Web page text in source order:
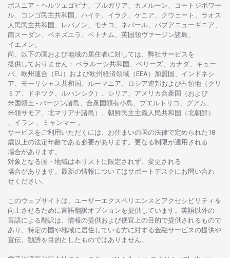
ボスニア ・ ヘルツェゴビナ、ブルガリア、カメルーン、コートジボワー
ル、
コンゴ民主共和国、ハイチ、イラク、ケニア、クウェート、 ラオス
人民民主共和国、レバノン、モナコ、ネパール、パプアニューギニア、
南スーダン、ベネズエラ、ベトナム、 英国領ヴァージン諸島、
イエメン。
尚、 以下の国および地域の居住者に対しては、 弊社サービスを
提供しておりません ： ベラルーシ共和国、ベリーズ、カナダ、キュー
バ、 欧州連合 （EU） および欧州経済領域 （EEA）加盟国、インドネシ
ア、 モーリシャス共和国、ルーマニア、 ロシア連邦および占領地 （クリ
ミア、ドネツク、ルハンシク）、シリア、 アメリカ合衆国 （および
米国領土 - バージン諸島、合衆国領有小島、プエルトリコ、グアム、
米領サモア、 北マリアナ諸島）、 朝鮮民主主義人民共和国 （北朝鮮）
、イラン 、ミャンマー 。
サービスを ご利用いただくには、お住まいの国の法律で定められた 18
歳以上の法定年齢である必要があります。 更なる制限が適用さ れる
場合があります。
対象となる国 ・ 地域は本 リストに限定さ れず、 変更さ れる
場合があります。 最新の情報についてはサポートデスクに お問い合わ
せくださ い。
このウェブサイトは、 ユーザーエクスペリエンスと アクセシビリティを
向上さ せるために言語翻訳オプションを提供しています。 英語以外の
言語に よる翻訳は、 情報の提供および便宜上の目的で提供さ れるもので
あり、 特定の国や地域に 居住している方に対する金融サービスの提供や
宣伝、 勧誘を 目的としたものではありません。